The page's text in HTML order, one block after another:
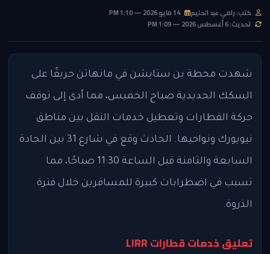
كتب: رامي عبد الحليم
تحديث: 6 أغسطس 2026 — 1:09 PM
شهدت محطة بن ستايشن في مانهاتن حريقًا على
السكك الحديدية صباح الخميس، مما أدى إلى توقف
حركة القطارات وتعطيل خدمات النقل بين مناطق
نيويورك ونواحيها. الحادث وقع في شارع 31 بين الجادة
السابعة والثامنة قبل الساعة 11:30 صباحًا، مما
تسبب في اضطرابات كبيرة للمسافرين خلال فترة
الذروة.
تعليق خدمات قطارات LIRR